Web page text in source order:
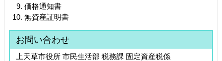
価格通知書
無資産証明書
お問い合わせ
上天草市役所 市民生活部 税務課 固定資産税係